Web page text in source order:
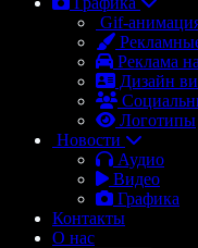
Gif-
Реклама
Дизайн
Логотипы
Новости
Аудио
Видео
Графика
Контакты
О нас